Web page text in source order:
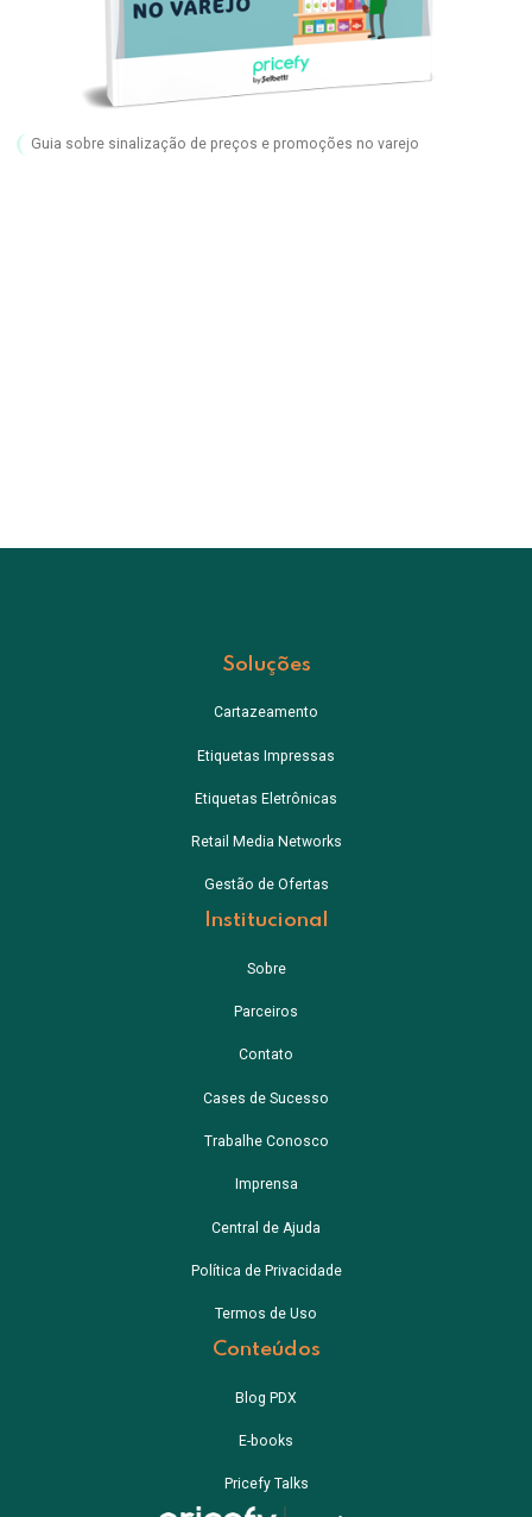
Guia sobre sinalização de preços e promoções no varejo
Soluções
Cartazeamento
Etiquetas Impressas
Etiquetas Eletrônicas
Retail Media Networks
Gestão de Ofertas
Institucional
Sobre
Parceiros
Contato
Cases de Sucesso
Trabalhe Conosco
Imprensa
Central de Ajuda
Política de Privacidade
Termos de Uso
Conteúdos
Blog PDX
E-books
Pricefy Talks